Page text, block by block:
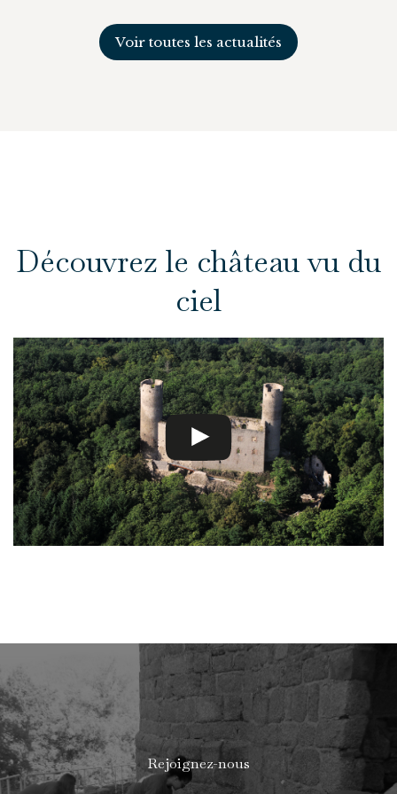
Voir toutes les actualités
Découvrez le château vu du
ciel
Rejoignez-nous